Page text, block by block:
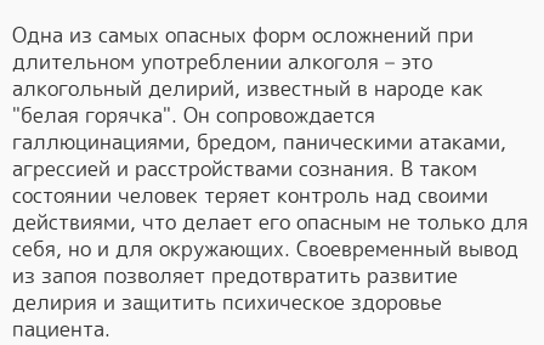
Одна из самых опасных форм осложнений при
длительном употреблении алкоголя – это
алкогольный делирий, известный в народе как
"белая горячка". Он сопровождается
галлюцинациями, бредом, паническими атаками,
агрессией и расстройствами сознания. В таком
состоянии человек теряет контроль над своими
действиями, что делает его опасным не только для
себя, но и для окружающих. Своевременный вывод
из запоя позволяет предотвратить развитие
делирия и защитить психическое здоровье
пациента.